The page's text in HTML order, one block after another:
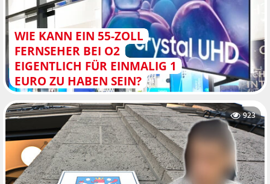
WIE KANN EIN 55-ZOLL
FERNSEHER BEI O2
EIGENTLICH FÜR EINMALIG 1
EURO ZU HABEN SEIN?
923